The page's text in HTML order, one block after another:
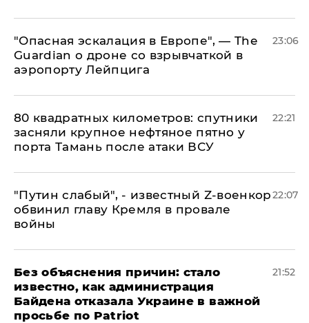
"Опасная эскалация в Европе", — The
Guardian о дроне со взрывчаткой в
аэропорту Лейпцига
23:06
80 квадратных километров: спутники
засняли крупное нефтяное пятно у
порта Тамань после атаки ВСУ
22:21
​"Путин слабый", - известный Z-военкор
обвинил главу Кремля в провале
войны
22:07
Без объяснения причин: стало
известно, как администрация
Байдена отказала Украине в важной
просьбе по Patriot
21:52